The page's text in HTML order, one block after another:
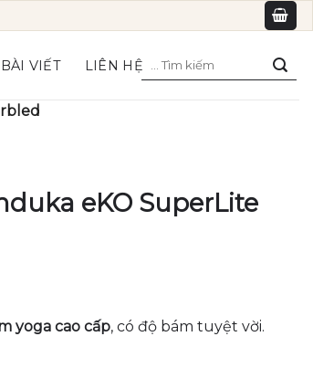
BÀI VIẾT LIÊN HỆTìm
eKO SuperLite
yoga cao cấp, có độ bám tuyệt vời.